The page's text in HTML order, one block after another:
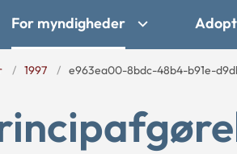
For myndigheder
1997 e963ea00-8bdc-48b4-b91e-